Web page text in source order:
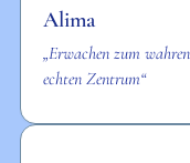
Alima
„Erwachen zum
echten Zentrum“